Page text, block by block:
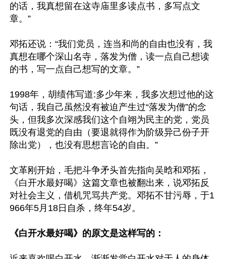
的话，我真想留在这寺庙里多读点书，多写点文
章。”
邓拓还说：“我们党员，连当和尚的自由也没有，我
真想在哪个深山名寺，落发为僧，读一点自己想读
的书，写一点自己想写的文章。”
1998年，胡绩伟写道:多少年来，我多次想过他的这
句话，我自己虽然没有被迫产生过“落发为僧”的念
头，但我多次深感我们这个自翊为民主的党，党员
既没有退党的自由（要退就得作为阶级异己份子开
除出党），也没有思想言论的自由。”
文革刚开始，毛把斗争矛头首先指向吴晗和邓拓，
《白开水最好喝》这篇文章也被翻出来，说邓拓反
对社会主义，借机咒骂共产党。邓拓不甘污辱，于1
966年5月18日自杀，终年54岁。
《白开水最好喝》的原文是这样写的：